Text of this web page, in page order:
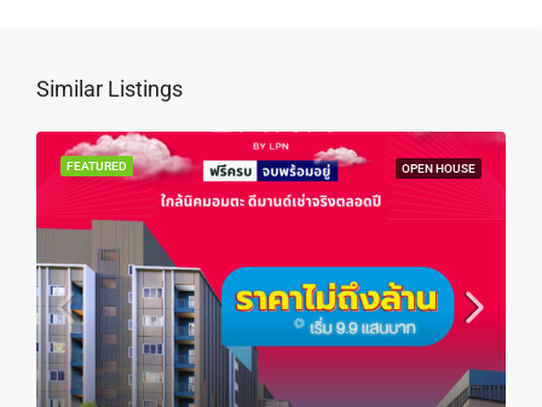
Similar Listings
FEATURED OPEN HOUSE